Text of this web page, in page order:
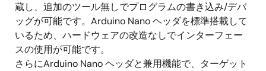
蔵し、追加のツール無しでプログラムの書き込み/デバ
ッグが可能です。Arduino Nano ヘッダを標準搭載して
いるため、ハードウェアの改造なしでインターフェー
スの使用が可能です。
さらにArduino Nano ヘッダと兼用機能で、ターゲット